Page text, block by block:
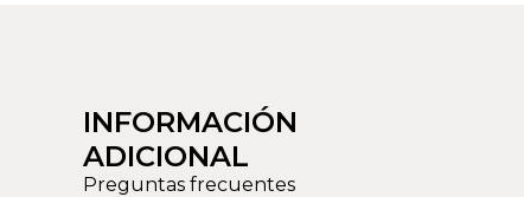
INFORMACIÓN
ADICIONAL
Preguntas frecuentes